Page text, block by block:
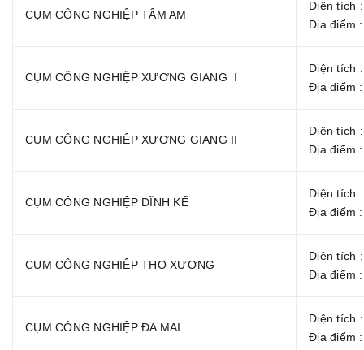
CỤM CÔNG NGHIỆP TÂM AM
Diện tích
Địa điểm
CỤM CÔNG NGHIỆP XƯƠNG GIANG I
Diện tích
Địa điểm :
CỤM CÔNG NGHIỆP XƯƠNG GIANG II
Diện tích
Địa điểm
CỤM CÔNG NGHIỆP DĨNH KẾ
Diện tích
Địa điểm
CỤM CÔNG NGHIỆP THỌ XƯƠNG
Diện tích
Địa điểm
CỤM CÔNG NGHIỆP ĐA MAI
Diện tích
Địa điểm